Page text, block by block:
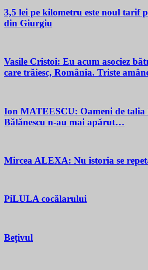
3,5 lei pe kilometru este noul tarif
din Giurgiu
Vasile Cristoi: Eu acum asociez
care trăiesc, România. Triste
Ion MATEESCU: Oameni de talia
Bălănescu n-au mai apărut…
Mircea ALEXA: Nu istoria se
PiLULA cocălarului
Beţivul